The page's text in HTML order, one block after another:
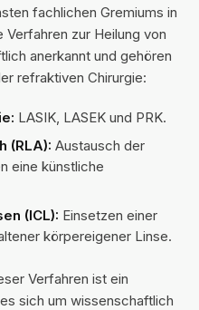
fachlichen Gremiums in
zur Heilung von
anerkannt und gehören
refraktiven Chirurgie:
LASIK, LASEK und PRK.
(RLA): Austausch der
eine künstliche
(ICL): Einsetzen einer
körpereigener Linse.
Verfahren ist ein
sich um wissenschaftlich